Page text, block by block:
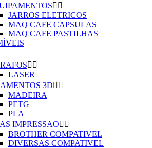
 
JARROS ELETRICOS
MAQ CAFE CAPSULAS
MAQ CAFE PASTILHAS
 
LASER
3D 
MADEIRA
PETG
PLA
IMPRESSAO 
BROTHER COMPATIVEL
DIVERSAS COMPATIVEL